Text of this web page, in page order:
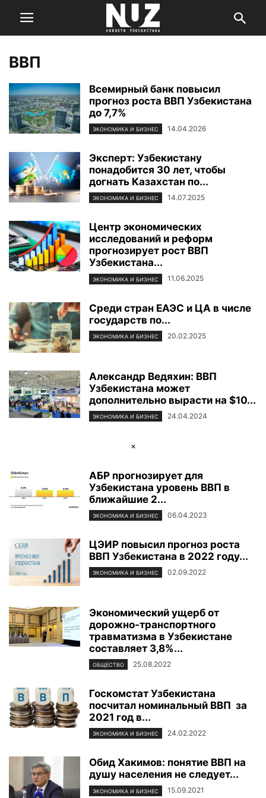
ВВП
Всемирный банк повысил
прогноз роста ВВП Узбекистана
до 7,7%
ЭКОНОМИКА И БИЗНЕС 14.04.2026
Эксперт: Узбекистану
понадобится 30 лет, чтобы
догнать Казахстан по...
ЭКОНОМИКА И БИЗНЕС 14.07.2025
Центр экономических
исследований и реформ
прогнозирует рост ВВП
Узбекистана...
ЭКОНОМИКА И БИЗНЕС 11.06.2025
Среди стран ЕАЭС и ЦА в числе
государств по...
ЭКОНОМИКА И БИЗНЕС 20.02.2025
Александр Ведяхин: ВВП
Узбекистана может
дополнительно вырасти на $10...
ЭКОНОМИКА И БИЗНЕС 24.04.2024
×
АБР прогнозирует для
Узбекистана уровень ВВП в
ближайшие 2...
ЭКОНОМИКА И БИЗНЕС 06.04.2023
ЦЭИР повысил прогноз роста
ВВП Узбекистана в 2022 году...
ЭКОНОМИКА И БИЗНЕС 02.09.2022
Экономический ущерб от
дорожно-транспортного
травматизма в Узбекистане
составляет 3,8%...
ОБЩЕСТВО 25.08.2022
Госкомстат Узбекистана
посчитал номинальный ВВП за
2021 год в...
ЭКОНОМИКА И БИЗНЕС 24.02.2022
Обид Хакимов: понятие ВВП на
душу населения не следует...
ЭКОНОМИКА И БИЗНЕС 15.09.2021